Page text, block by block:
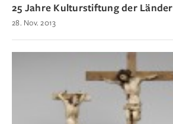
25 Jahre Kulturstiftung der Länder
28. Nov. 2013